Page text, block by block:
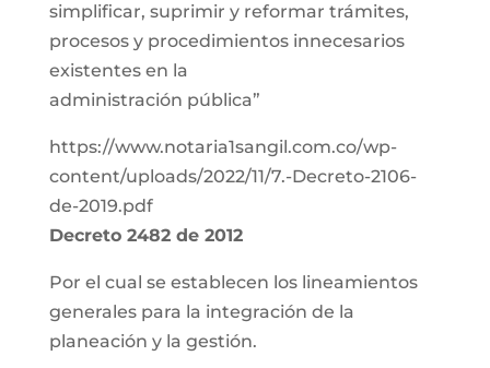
simplificar, suprimir y reformar trámites,
procesos y procedimientos innecesarios
existentes en la
administración pública”
https://www.notaria1sangil.com.co/wp-
content/uploads/2022/11/7.-Decreto-2106-
de-2019.pdf
Decreto 2482 de 2012
Por el cual se establecen los lineamientos
generales para la integración de la
planeación y la gestión.